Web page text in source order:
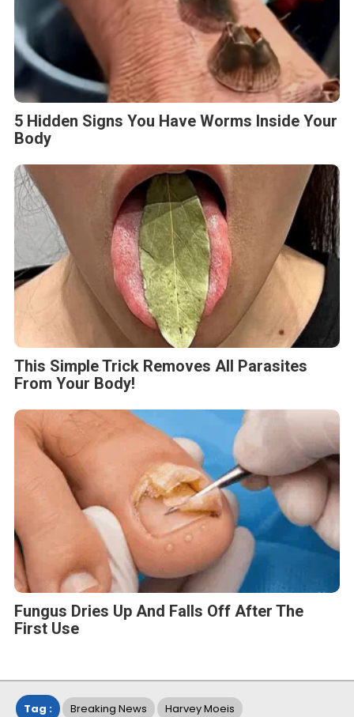
5 Hidden Signs You Have Worms Inside Your
Body
This Simple Trick Removes All Parasites
From Your Body!
Fungus Dries Up And Falls Off After The
First Use
Tag : Breaking News Harvey Moeis